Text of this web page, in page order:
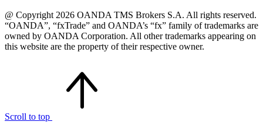
@ Copyright 2026 OANDA TMS Brokers S.A. All rights reserved.
“OANDA”, “fxTrade” and OANDA’s “fx” family of trademarks are
owned by OANDA Corporation. All other trademarks appearing on
this website are the property of their respective owner.
Scroll to top